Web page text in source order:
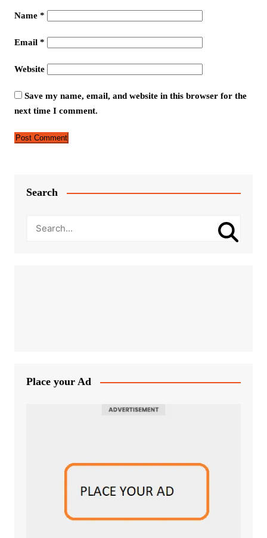
Name *
Email *
Website
Save my name, email, and website in this browser for the
next time I comment.
Search
Place your Ad